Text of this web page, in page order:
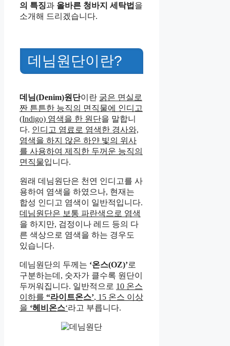
의 특징과 올바른 청바지 세탁법 을
소개해 드리겠습니다.
데님원단이란?
데님(Denim)원단이란 굵은 면실로
짠 튼튼한 능직의 면직물에 인디고
(Indigo) 염색을 한 원단을 말합니
다. 인디고 염료로 염색한 경사와,
염색을 하지 않은 하얀 빛의 위사
를 사용하여 제직한 두꺼운 능직의
면직물입니다.
원래 데님원단은 천연 인디고를 사
용하여 염색을 하였으나, 현재는
합성 인디고 염색이 일반적입니다.
데님원단은 보통 파란색으로 염색
을 하지만, 검정이나 레드 등의 다
른 색상으로 염색을 하는 경우도
있습니다.
데님원단의 두께는 ‘온스(OZ)’로
구분하는데, 숫자가 클수록 원단이
두꺼워집니다. 일반적으로 10 온스
이하를 “라이트온스’, 15 온스 이상
을 ‘헤비온스‘라고 부릅니다.